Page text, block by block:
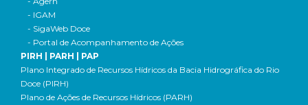
- IGAM
- SigaWeb Doce
- Portal de Acompanhamento de Ações
PIRH | PARH | PAP
Plano Integrado de Recursos Hídricos da Bacia Hidrográfica do Rio
Doce (PIRH)
Plano de Ações de Recursos Hídricos (PARH)